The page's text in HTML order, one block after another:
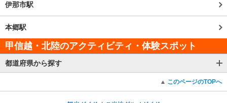
伊那市駅
本郷駅
甲信越・北陸のアクティビティ・体験スポット
都道府県から探す
このページのTOPへ